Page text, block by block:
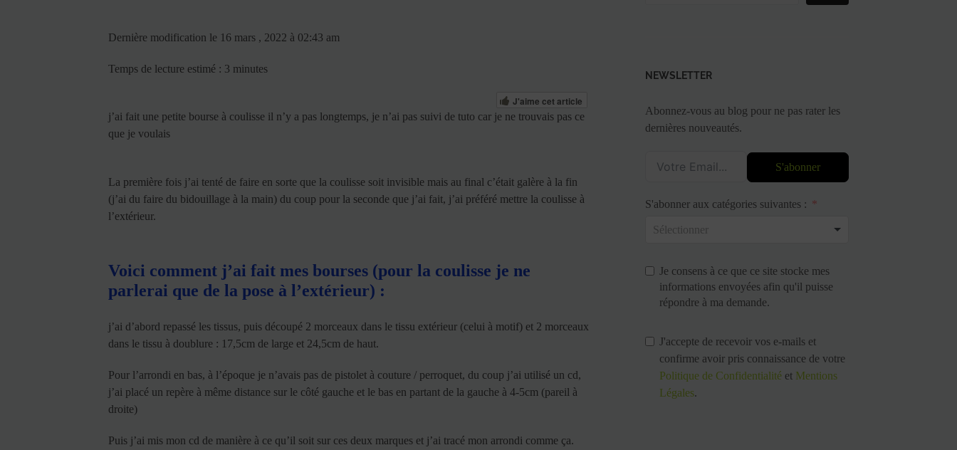
Dernière modification le 16 mars , 2022 à 02:43 am
Temps de lecture estimé : 3 minutes
J'aime cet article
j’ai fait une petite bourse à coulisse il n’y a pas longtemps, je n’ai pas suivi de tuto car je ne trouvais pas ce
que je voulais
La première fois j’ai tenté de faire en sorte que la coulisse soit invisible mais au final c’était galère à la fin
(j’ai du faire du bidouillage à la main) du coup pour la seconde que j’ai fait, j’ai préféré mettre la coulisse à
l’extérieur.
Voici comment j’ai fait mes bourses (pour la coulisse je ne
parlerai que de la pose à l’extérieur) :
j’ai d’abord repassé les tissus, puis découpé 2 morceaux dans le tissu extérieur (celui à motif) et 2 morceaux
dans le tissu à doublure : 17,5cm de large et 24,5cm de haut.
Pour l’arrondi en bas, à l’époque je n’avais pas de pistolet à couture / perroquet, du coup j’ai utilisé un cd,
j’ai placé un repère à même distance sur le côté gauche et le bas en partant de la gauche à 4-5cm (pareil à
droite)
Puis j’ai mis mon cd de manière à ce qu’il soit sur ces deux marques et j’ai tracé mon arrondi comme ça.
NEWSLETTER
Abonnez-vous au blog pour ne pas rater les
dernières nouveautés.
S'abonner
S'abonner aux catégories suivantes :
Je consens à ce que ce site stocke mes
informations envoyées afin qu'il puisse
répondre à ma demande.
J'accepte de recevoir vos e-mails et
confirme avoir pris connaissance de votre
Politique de Confidentialité et Mentions
Légales.